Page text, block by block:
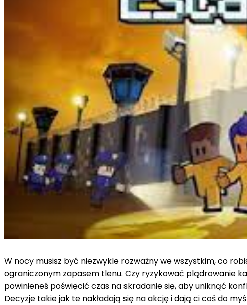
W nocy musisz być niezwykle rozważny we wszystkim, co
ograniczonym zapasem tlenu. Czy ryzykować plądrowanie
powinieneś poświęcić czas na skradanie się, aby uniknąć
Decyzje takie jak te nakładają się na akcję i dają ci coś do